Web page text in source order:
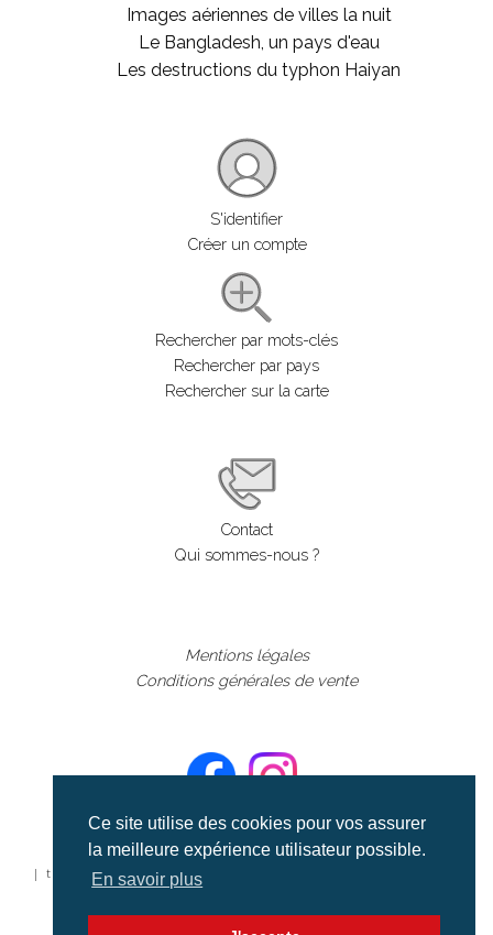
Ce site utilise des cookies pour vos assurer
la meilleure expérience utilisateur possible.
En savoir plus
Images aériennes de villes la nuit
Le Bangladesh, un pays d'eau
Les destructions du typhon Haiyan
S'identifier
Créer un compte
Rechercher par mots-clés
Rechercher par pays
Rechercher sur la carte
Contact
Qui sommes-nous ?
Mentions légales
Conditions générales de vente
©aerialcollection marque déposée 2024
| tous droits réservés | aerialcollection.fr banque d'images
aériennes et documentaires video et cinéma |